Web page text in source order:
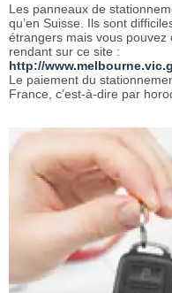
Les panneaux de
qu’en Suisse. Ils sont
étrangers mais vous
rendant sur ce site :
http://
Le paiement du
France, c’est-à-dire par